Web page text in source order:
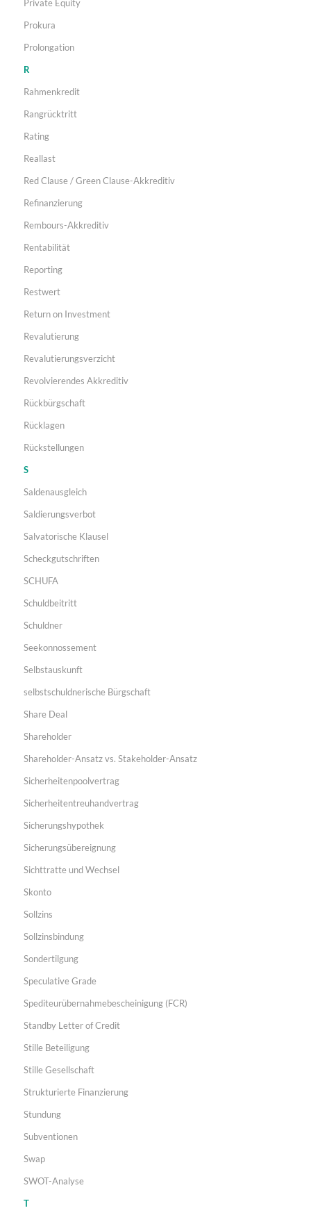
Private Equity
Prokura
Prolongation
R
Rahmenkredit
Rangrücktritt
Rating
Reallast
Red Clause / Green Clause-Akkreditiv
Refinanzierung
Rembours-Akkreditiv
Rentabilität
Reporting
Restwert
Return on Investment
Revalutierung
Revalutierungsverzicht
Revolvierendes Akkreditiv
Rückbürgschaft
Rücklagen
Rückstellungen
S
Saldenausgleich
Saldierungsverbot
Salvatorische Klausel
Scheckgutschriften
SCHUFA
Schuldbeitritt
Schuldner
Seekonnossement
Selbstauskunft
selbstschuldnerische Bürgschaft
Share Deal
Shareholder
Shareholder-Ansatz vs. Stakeholder-Ansatz
Sicherheitenpoolvertrag
Sicherheitentreuhandvertrag
Sicherungshypothek
Sicherungsübereignung
Sichttratte und Wechsel
Skonto
Sollzins
Sollzinsbindung
Sondertilgung
Speculative Grade
Spediteurübernahmebescheinigung (FCR)
Standby Letter of Credit
Stille Beteiligung
Stille Gesellschaft
Strukturierte Finanzierung
Stundung
Subventionen
Swap
SWOT-Analyse
T